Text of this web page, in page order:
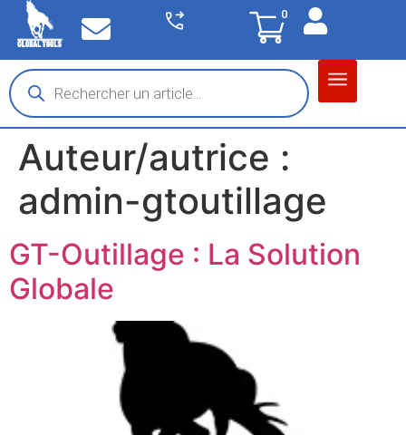
0
Auteur/autrice :
admin-gtoutillage
GT-Outillage : La Solution
Globale